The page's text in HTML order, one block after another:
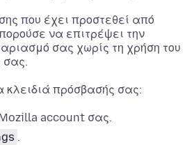
που έχει προστεθεί από
να επιτρέψει την
σας χωρίς τη χρήση του
σας.
κλειδιά πρόσβασής σας:
account σας.
.